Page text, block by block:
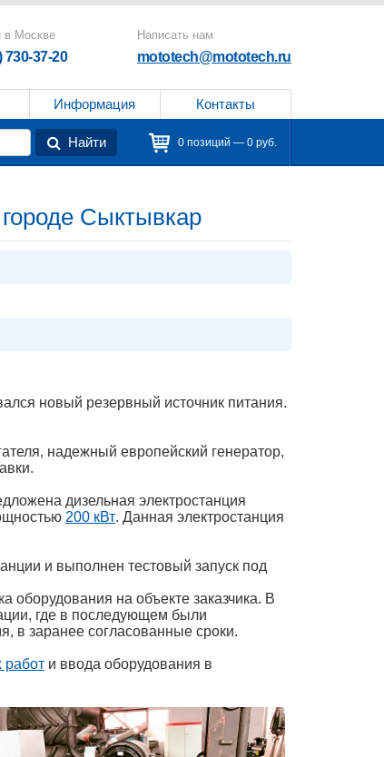
в Москве
730-37-20
Написать нам
mototech@mototech.ru
Информация Контакты
Найти 0 позиций — 0 руб.
Сыктывкар
новый резервный источник питания.
надежный европейский генератор,
дизельная электростанция
200 кВт. Данная электростанция
и выполнен тестовый запуск под
оборудования на объекте заказчика. В
где в последующем были
в заранее согласованные сроки.
работ и ввода оборудования в